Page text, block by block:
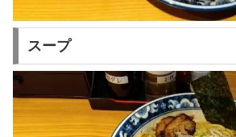
スープ